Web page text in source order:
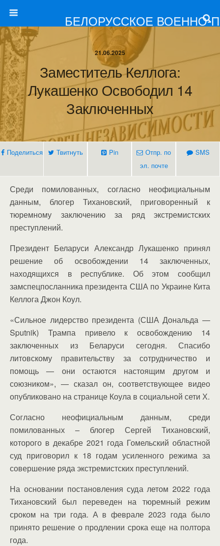
БЕЛОРУССКОЕ ВОЕННО-
21.06.2025
Заместитель Келлога:
Лукашенко Освободил 14
Заключенных
Поделиться Твитнуть Pin
Отпр. по
эл. почте
SMS
Среди помилованных, согласно неофициальным
данным, блогер Тихановский, приговоренный к
тюремному заключению за ряд экстремистских
преступлений.
Президент Беларуси Александр Лукашенко принял
решение об освобождении 14 заключенных,
находящихся в республике. Об этом сообщил
замспецпосланника президента США по Украине Кита
Келлога Джон Коул.
«Сильное лидерство президента (США Дональда —
Sputnik) Трампа привело к освобождению 14
заключенных из Беларуси сегодня. Спасибо
литовскому правительству за сотрудничество и
помощь — они остаются настоящим другом и
союзником», — сказал он, соответствующее видео
опубликовано на странице Коула в социальной сети Х.
Согласно неофициальным данным, среди
помилованных – блогер Сергей Тихановский,
которого в декабре 2021 года Гомельский областной
суд приговорил к 18 годам усиленного режима за
совершение ряда экстремистских преступлений.
На основании постановления суда летом 2022 года
Тихановский был переведен на тюремный режим
сроком на три года. А в феврале 2023 года было
принято решение о продлении срока еще на полтора
года.